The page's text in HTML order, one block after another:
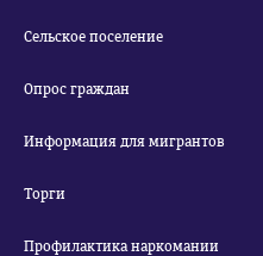
Сельское поселение
Опрос граждан
Информация для мигрантов
Торги
Профилактика наркомании